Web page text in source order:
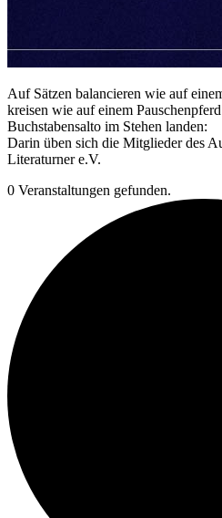
Auf Sätzen balancieren wie auf
kreisen wie auf einem
Buchstabensalto im Stehen landen:
Darin üben sich die Mitglieder des
Literaturner e.V.
0 Veranstaltungen gefunden.